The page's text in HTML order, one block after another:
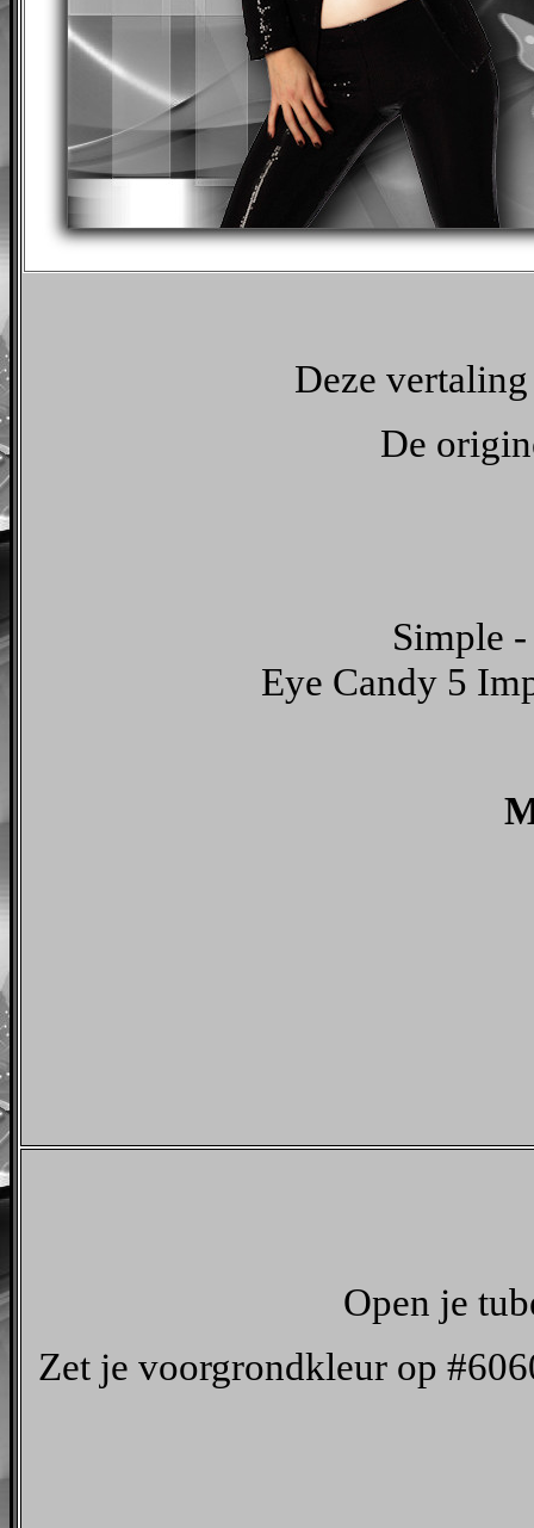
Deze
De
Simple
Eye Candy 5
Open je
Zet je voorgrondkleur op